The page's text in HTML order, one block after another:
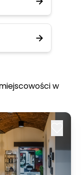
w